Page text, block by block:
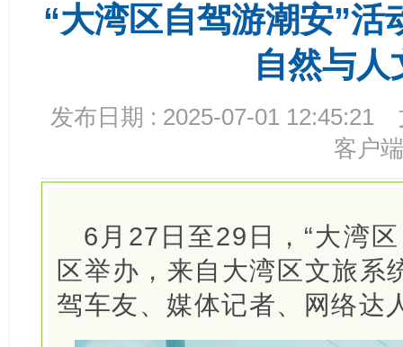
“大湾区自驾游潮安”活
自然与人
发布日期 : 2025-07-01 12:45:21
客户端
6月27日至29日，“大湾
区举办，来自大湾区文旅系
驾车友、媒体记者、网络达